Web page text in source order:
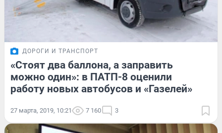
ДОРОГИ И ТРАНСПОРТ
«Стоят два баллона, а заправить
можно один»: в ПАТП-8 оценили
работу новых автобусов и «Газелей»
27 марта, 2019, 10:21 7 160 3